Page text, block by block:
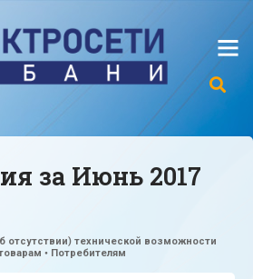
за Июнь 2017
отсутствии) технической возможности
• Потребителям